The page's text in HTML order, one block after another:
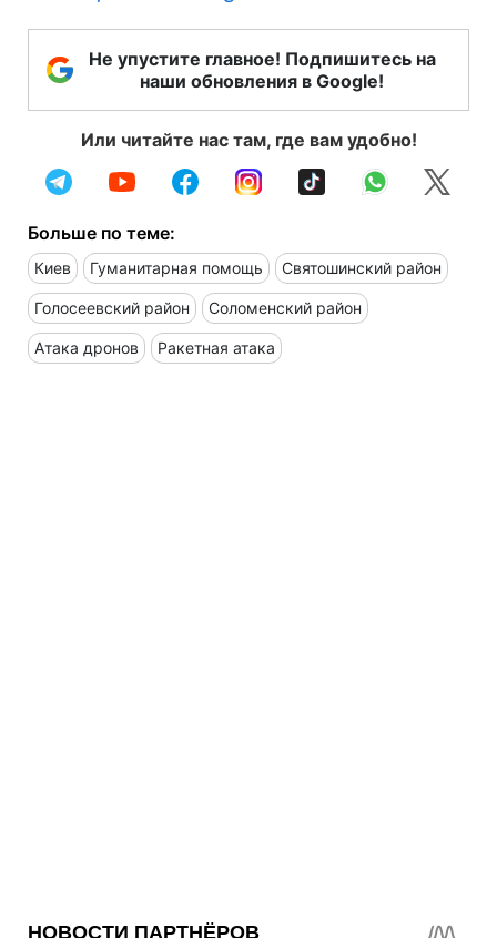
Не упустите главное! Подпишитесь на
наши обновления в Google!
Или читайте нас там, где вам удобно!
Больше по теме:
Киев Гуманитарная помощь Святошинский район
Голосеевский район Соломенский район
Атака дронов Ракетная атака